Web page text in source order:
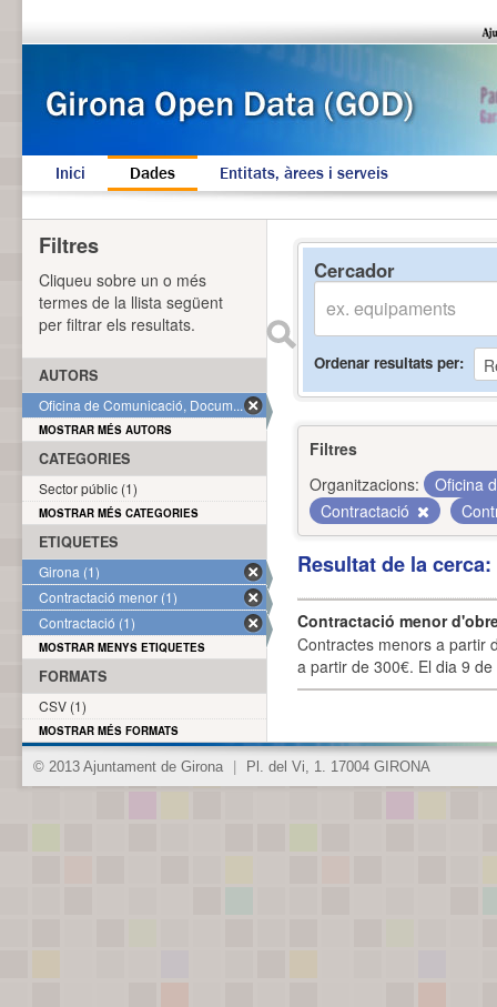
Inici Dades Entitats, àrees i serveis
Cercador
Ordenar resultats per
Filtres
Organitzacions:
Oficina
Contractació
Resultat de la
Contractació menor
Contractes menors a partir
a partir de 300€. El dia 9
Filtres
Cliqueu sobre un o més
termes de la llista següent
per filtrar els resultats.
AUTORS
Oficina de Comunicació, Docum... (1)
MOSTRAR MÉS AUTORS
CATEGORIES
Sector públic (1)
MOSTRAR MÉS CATEGORIES
ETIQUETES
Girona (1)
Contractació menor (1)
Contractació (1)
MOSTRAR MENYS ETIQUETES
FORMATS
CSV (1)
MOSTRAR MÉS FORMATS
© 2013 Ajuntament de Girona Pl. del Vi, 1. 17004 GIRONA